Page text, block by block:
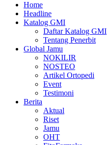
Home
Headline
Katalog GMI
Daftar Katalog GMI
Tentang Penerbit
Global Jamu
NOKILIR
NOSTEO
Artikel Ortopedi
Event
Testimoni
Berita
Aktual
Riset
Jamu
OHT